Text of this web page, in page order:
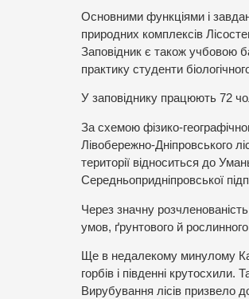
Основними функціями і
природних комплексів
Заповідник є також учбовою
практику студенти
У заповіднику працюють 72
За схемою фізико-
Лівобережно-Дніпровського
території відноситься до
Середньопридніпровської
Через значну
умов, ґрунтового й рослинного
Ще в недалекому минулому
горбів і південні
Вирубування лісів призвело